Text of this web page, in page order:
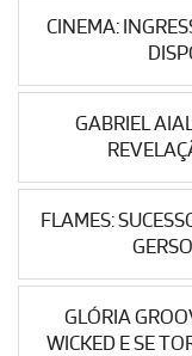
CINEMA:
GABRIEL
FLAMES:
GLÓRIA
WICKED E SE